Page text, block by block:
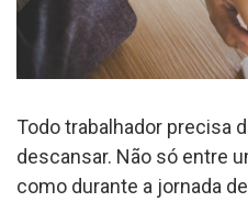
Todo trabalhador precisa
descansar. Não só entre
como durante a jornada